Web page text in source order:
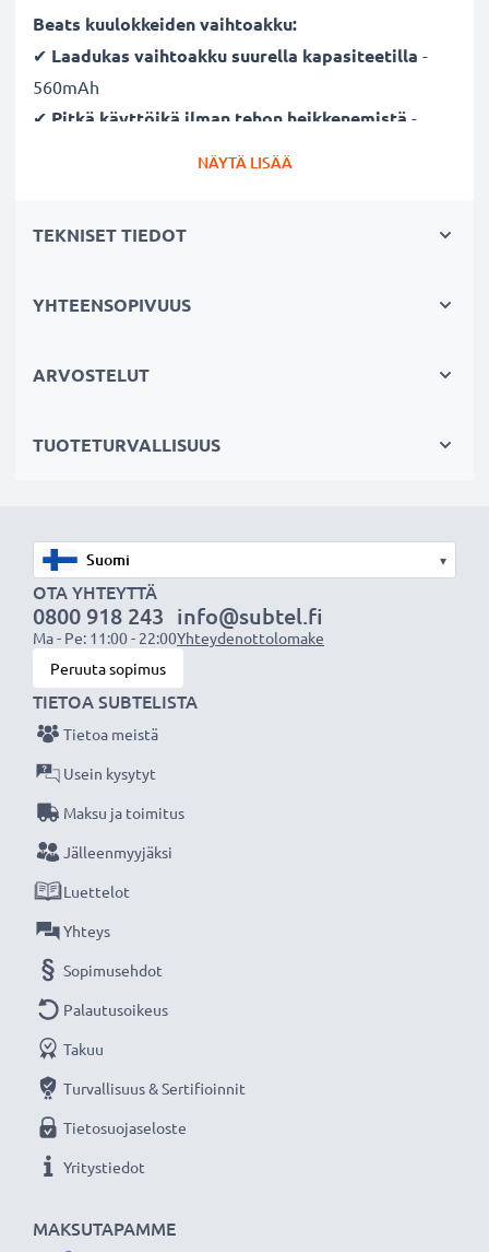
Beats kuulokkeiden vaihtoakku:
✔ Laadukas vaihtoakku suurella kapasiteetilla -
560mAh
✔ Pitkä käyttöikä ilman tehon heikkenemistä -
✔Säännöllinen ja kattava testaus
✔100% yhteensopiva
BT05 (katso sivun lopusta lista kaikista tarvikeakun
Tekniset tiedot:
Jännite: 3.7V
Teknologia: Litiumpolymeeri
CELLONIC vaihtoakku - korkeaa laatua edulliseen
hintaan.
★3 vuoden takuu
Olemme vuonna 2004 perustettu kansainvälinen
verkkokauppa, joka tarjoaa laadukkaita tuotteita, ja
NÄYTÄ LISÄÄ
TEKNISET TIEDOT
YHTEENSOPIVUUS
ARVOSTELUT
TUOTETURVALLISUUS
▾
OTA YHTEYTTÄ
0800 918 243
Ma - Pe: 11:00 - 22:00
info@subtel.fi
Yhteydenottolomake
Peruuta sopimus
MAKSUTAPAMME
TIETOA SUBTELISTA
Tietoa meistä
Usein kysytyt
Maksu ja toimitus
Jälleenmyyjäksi
Luettelot
Yhteys
Sopimusehdot
Palautusoikeus
Takuu
Turvallisuus & Sertifioinnit
Tietosuojaseloste
Yritystiedot